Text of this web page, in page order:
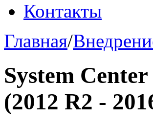
Контакты
Главная/
System
(2012 R2 -